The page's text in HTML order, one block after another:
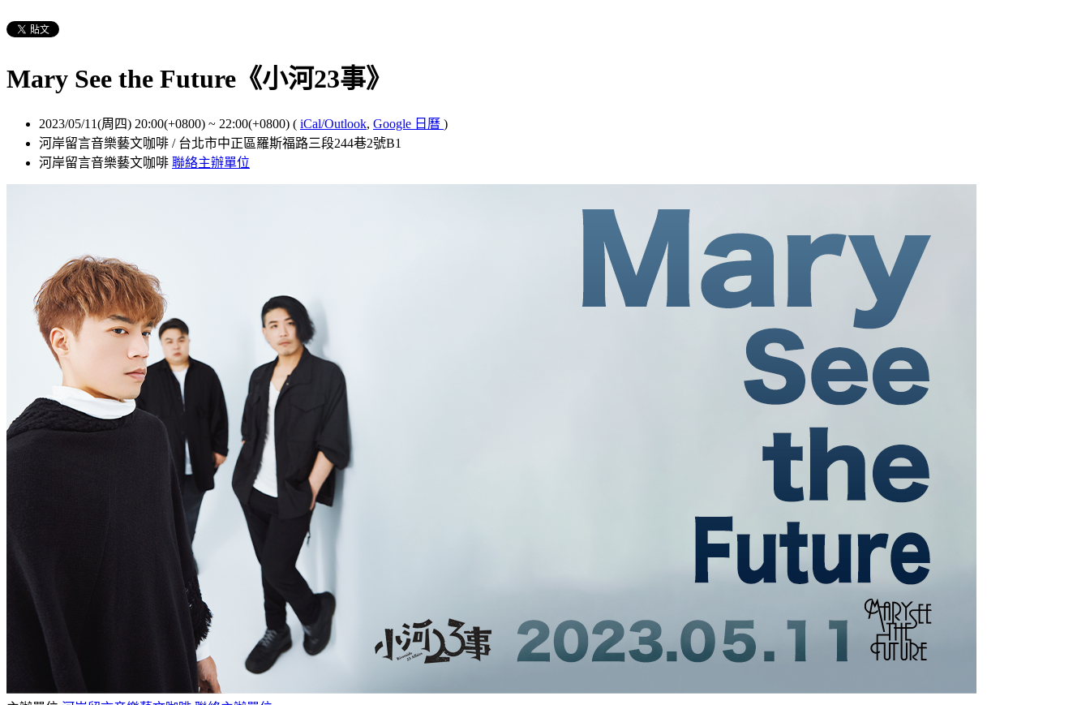
Mary See the Future《小河23事》
2023/05/11(周四) 20:00(+0800) ~ 22:00(+0800) ( iCal/Outlook, Google 日曆 )
河岸留言音樂藝文咖啡 / 台北市中正區羅斯福路三段244巷2號B1
河岸留言音樂藝文咖啡 聯絡主辦單位